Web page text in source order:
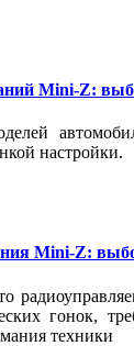
Mini-Z:
настройки.
Mini-Z:
гонок,
техники